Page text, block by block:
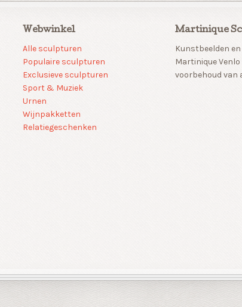
Webwinkel
Alle sculpturen
Populaire sculpturen
Exclusieve sculpturen
Sport & Muziek
Urnen
Wijnpakketten
Relatiegeschenken
Martinique
Kunstbeelden
Martinique Venlo
voorbehoud van